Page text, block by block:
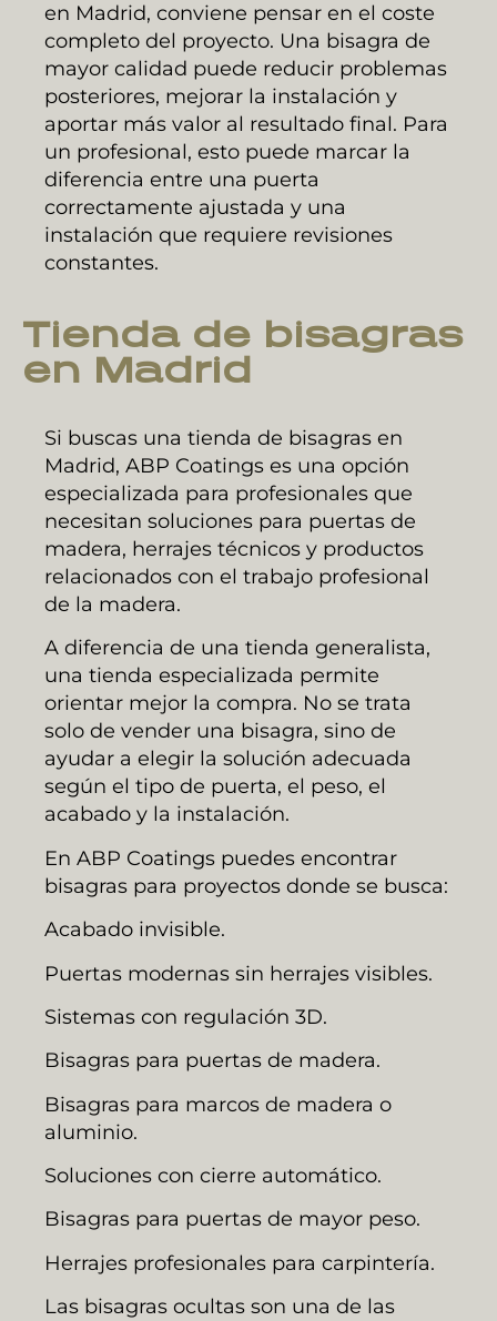
en Madrid, conviene pensar en el coste
completo del proyecto. Una bisagra de
mayor calidad puede reducir problemas
posteriores, mejorar la instalación y
aportar más valor al resultado final. Para
un profesional, esto puede marcar la
diferencia entre una puerta
correctamente ajustada y una
instalación que requiere revisiones
constantes.
Tienda de bisagras
en Madrid
Si buscas una tienda de bisagras en
Madrid, ABP Coatings es una opción
especializada para profesionales que
necesitan soluciones para puertas de
madera, herrajes técnicos y productos
relacionados con el trabajo profesional
de la madera.
A diferencia de una tienda generalista,
una tienda especializada permite
orientar mejor la compra. No se trata
solo de vender una bisagra, sino de
ayudar a elegir la solución adecuada
según el tipo de puerta, el peso, el
acabado y la instalación.
En ABP Coatings puedes encontrar
bisagras para proyectos donde se busca:
Acabado invisible.
Puertas modernas sin herrajes visibles.
Sistemas con regulación 3D.
Bisagras para puertas de madera.
Bisagras para marcos de madera o
aluminio.
Soluciones con cierre automático.
Bisagras para puertas de mayor peso.
Herrajes profesionales para carpintería.
Las bisagras ocultas son una de las